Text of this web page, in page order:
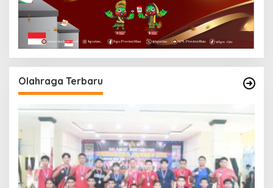
Olahraga Terbaru